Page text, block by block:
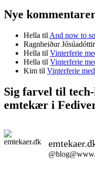
Nye
Hella til And now to
Ragnheiður Jósúadóttir
Hella til Vinterferie
Hella til Vinterferie
Kim til Vinterferie
Sig farvel til
emtekær i